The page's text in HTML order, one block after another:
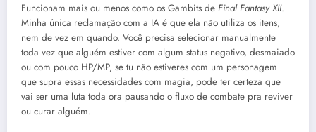
Funcionam mais ou menos como os Gambits de Final Fantasy XII.
Minha única reclamação com a IA é que ela não utiliza os itens,
nem de vez em quando. Você precisa selecionar manualmente
toda vez que alguém estiver com algum status negativo, desmaiado
ou com pouco HP/MP, se tu não estiveres com um personagem
que supra essas necessidades com magia, pode ter certeza que
vai ser uma luta toda ora pausando o fluxo de combate pra reviver
ou curar alguém.